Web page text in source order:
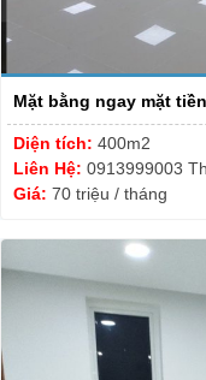
Mặt bằng ngay mặt
Diện tích: 400m2
Liên Hệ: 0913999003
Giá: 70 triệu / tháng